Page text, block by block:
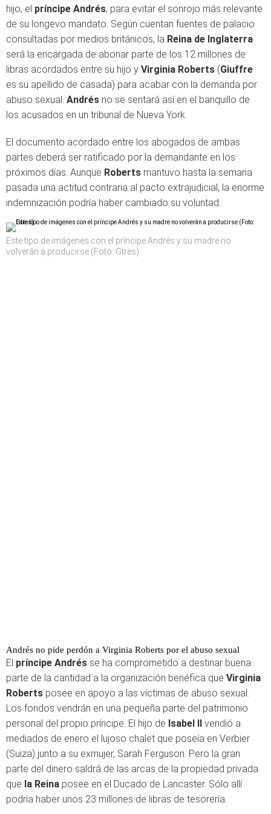
hijo, el príncipe Andrés, para evitar el sonrojo más relevante
de su longevo mandato. Según cuentan fuentes de palacio
consultadas por medios británicos, la Reina de Inglaterra
será la encargada de abonar parte de los 12 millones de
libras acordados entre su hijo y Virginia Roberts (Giuffre
es su apellido de casada) para acabar con la demanda por
abuso sexual. Andrés no se sentará así en el banquillo de
los acusados en un tribunal de Nueva York.
El documento acordado entre los abogados de ambas
partes deberá ser ratificado por la demandante en los
próximos días. Aunque Roberts mantuvo hasta la semana
pasada una actitud contraria al pacto extrajudicial, la enorme
indemnización podría haber cambiado su voluntad.
Este tipo de imágenes con el príncipe Andrés y su madre no
volverán a producirse (Foto: Gtres)
Andrés no pide perdón a Virginia Roberts por el abuso sexual
El príncipe Andrés se ha comprometido a destinar buena
parte de la cantidad a la organización benéfica que Virginia
Roberts posee en apoyo a las víctimas de abuso sexual.
Los fondos vendrán en una pequeña parte del patrimonio
personal del propio príncipe. El hijo de Isabel II vendió a
mediados de enero el lujoso chalet que poseía en Verbier
(Suiza) junto a su exmujer, Sarah Ferguson. Pero la gran
parte del dinero saldrá de las arcas de la propiedad privada
que la Reina posee en el Ducado de Lancaster. Sólo allí
podría haber unos 23 millones de libras de tesorería.